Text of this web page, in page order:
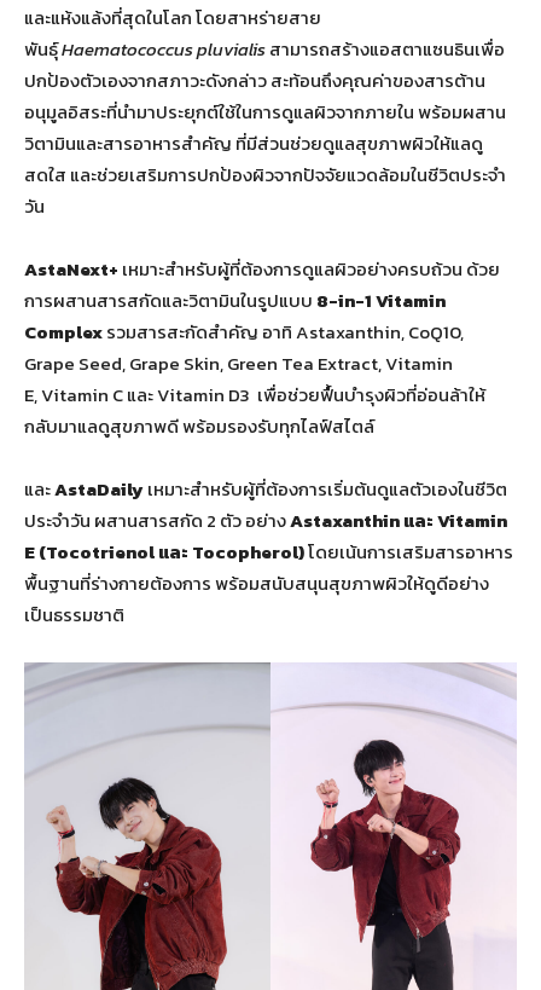
และแห้งแล้งที่สุดในโลก โดยสาหร่ายสาย
พันธุ์Haematococcus pluvialisสามารถสร้างแอสตาแซนธินเพื่อ
ปกป้องตัวเองจากสภาวะดังกล่าว สะท้อนถึงคุณค่าของสารต้าน
อนุมูลอิสระที่นำมาประยุกต์ใช้ในการดูแลผิวจากภายใน พร้อมผสาน
วิตามินและสารอาหารสำคัญ ที่มีส่วนช่วยดูแลสุขภาพผิวให้แลดู
สดใส และช่วยเสริมการปกป้องผิวจากปัจจัยแวดล้อมในชีวิตประจำ
วัน
AstaNext+ เหมาะสำหรับผู้ที่ต้องการดูแลผิวอย่างครบถ้วน ด้วย
การผสานสารสกัดและวิตามินในรูปแบบ 8-in-1 Vitamin
Complexรวมสารสะกัดสำคัญ อาทิ Astaxanthin, CoQ10,
Grape Seed, Grape Skin, Green Tea Extract, Vitamin
E, Vitamin C และ Vitamin D3 เพื่อช่วยฟื้นบำรุงผิวที่อ่อนล้าให้
กลับมาแลดูสุขภาพดี พร้อมรองรับทุกไลฟ์สไตล์
และAstaDailyเหมาะสำหรับผู้ที่ต้องการเริ่มต้นดูแลตัวเองในชีวิต
ประจำวัน ผสานสารสกัด 2 ตัว อย่างAstaxanthin และ Vitamin
E (Tocotrienol และ Tocopherol)โดยเน้นการเสริมสารอาหาร
พื้นฐานที่ร่างกายต้องการ พร้อมสนับสนุนสุขภาพผิวให้ดูดีอย่าง
เป็นธรรมชาติ